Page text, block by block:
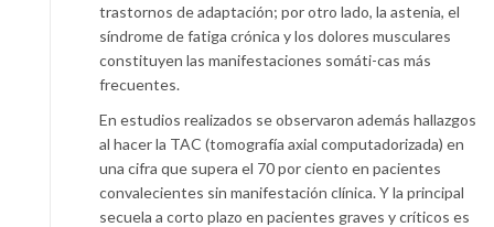
trastornos de adaptación; por otro lado, la astenia, el
síndrome de fatiga crónica y los dolores musculares
constituyen las manifestaciones somáti-cas más
frecuentes.
En estudios realizados se observaron además hallazgos
al hacer la TAC (tomografía axial computadorizada) en
una cifra que supera el 70 por ciento en pacientes
convalecientes sin manifestación clínica. Y la principal
secuela a corto plazo en pacientes graves y críticos es